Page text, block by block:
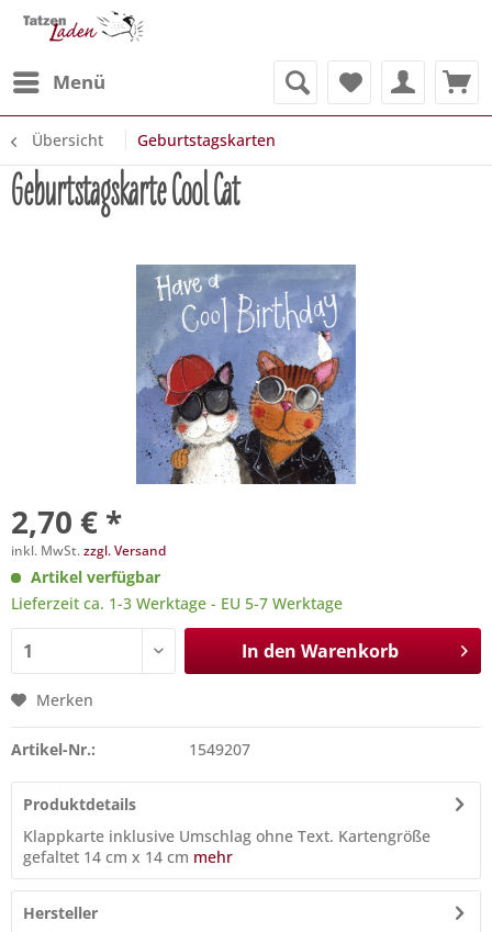
Menü
Übersicht Geburtstagskarten
Geburtstagskarte Cool Cat
2,70 € *
inkl. MwSt.zzgl. Versand
Artikel verfügbar
Lieferzeit ca. 1-3 Werktage - EU 5-7 Werktage
In den Warenkorb
Merken
Artikel-Nr.: 1549207
Produktdetails
Klappkarte inklusive Umschlag ohne Text. Kartengröße
gefaltet 14 cm x 14 cm mehr
Hersteller